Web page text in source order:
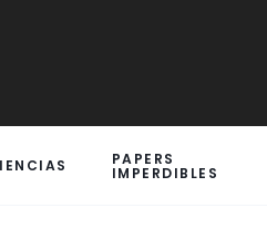
PAPERS
IMPERDIBLES